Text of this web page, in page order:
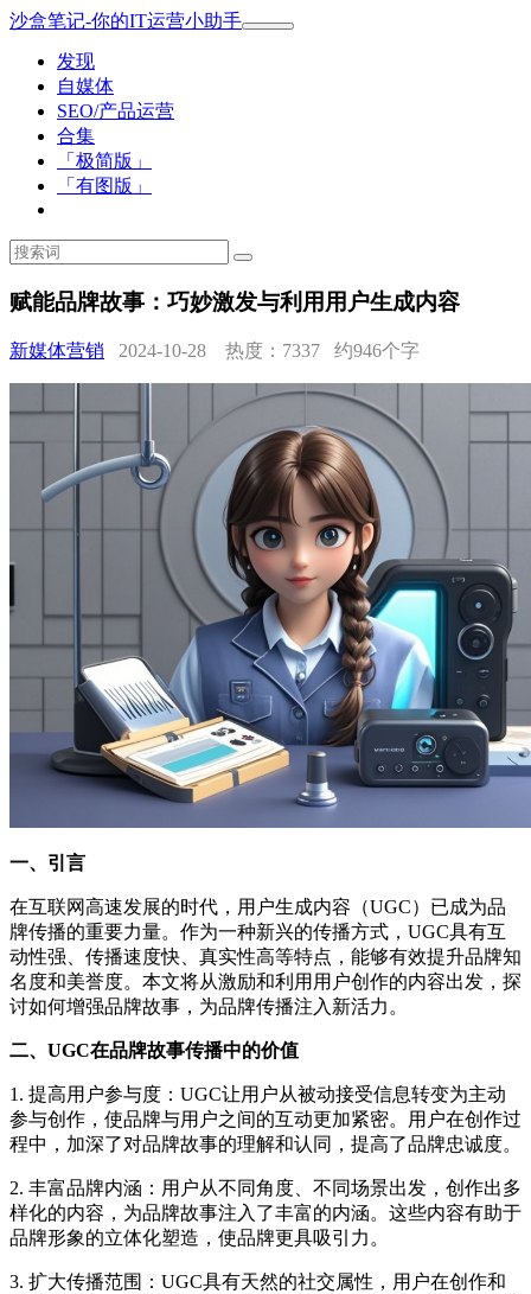
沙盒笔记-你的IT运营小助手
发现
自媒体
SEO/产品运营
合集
「极简版」
「有图版」
赋能品牌故事：巧妙激发与利用用户生成内容
新媒体营销 2024-10-28 热度：7337 约946个字
一、引言
在互联网高速发展的时代，用户生成内容（UGC）已成为品
牌传播的重要力量。作为一种新兴的传播方式，UGC具有互
动性强、传播速度快、真实性高等特点，能够有效提升品牌知
名度和美誉度。本文将从激励和利用用户创作的内容出发，探
讨如何增强品牌故事，为品牌传播注入新活力。
二、UGC在品牌故事传播中的价值
1. 提高用户参与度：UGC让用户从被动接受信息转变为主动
参与创作，使品牌与用户之间的互动更加紧密。用户在创作过
程中，加深了对品牌故事的理解和认同，提高了品牌忠诚度。
2. 丰富品牌内涵：用户从不同角度、不同场景出发，创作出多
样化的内容，为品牌故事注入了丰富的内涵。这些内容有助于
品牌形象的立体化塑造，使品牌更具吸引力。
3. 扩大传播范围：UGC具有天然的社交属性，用户在创作和